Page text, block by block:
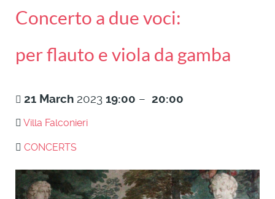
Concerto a due voci:
per flauto e viola da gamba
21 March 2023 19:00 – 20:00
Villa Falconieri
CONCERTS